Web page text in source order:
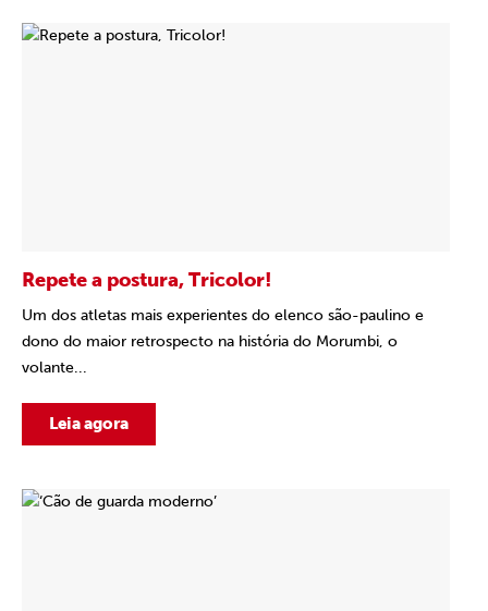
Repete a postura, Tricolor!
Um dos atletas mais experientes do elenco são-paulino e
dono do maior retrospecto na história do Morumbi, o
volante...
Leia agora